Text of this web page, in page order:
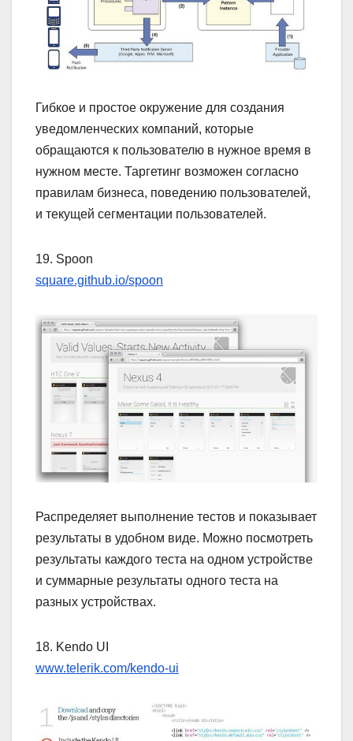
Гибкое и простое окружение для создания
уведомленческих компаний, которые
обращаются к пользователю в нужное время в
нужном месте. Таргетинг возможен согласно
правилам бизнеса, поведению пользователей,
и текущей сегментации пользователей.
19. Spoon
square.github.io/spoon
Распределяет выполнение тестов и показывает
результаты в удобном виде. Можно посмотреть
результаты каждого теста на одном устройстве
и суммарные результаты одного теста на
разных устройствах.
18. Kendo UI
www.telerik.com/kendo-ui